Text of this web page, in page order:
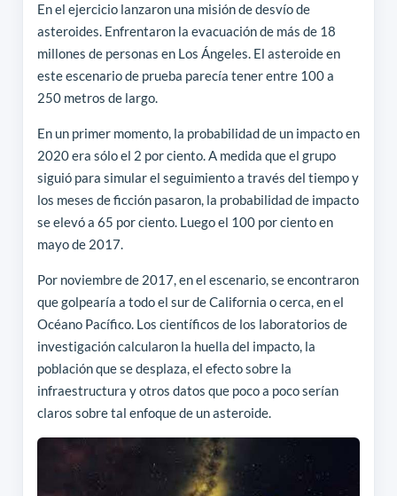
En el ejercicio lanzaron una misión de desvío de
asteroides. Enfrentaron la evacuación de más de 18
millones de personas en Los Ángeles. El asteroide en
este escenario de prueba parecía tener entre 100 a
250 metros de largo.
En un primer momento, la probabilidad de un impacto en
2020 era sólo el 2 por ciento. A medida que el grupo
siguió para simular el seguimiento a través del tiempo y
los meses de ficción pasaron, la probabilidad de impacto
se elevó a 65 por ciento. Luego el 100 por ciento en
mayo de 2017.
Por noviembre de 2017, en el escenario, se encontraron
que golpearía a todo el sur de California o cerca, en el
Océano Pacífico. Los científicos de los laboratorios de
investigación calcularon la huella del impacto, la
población que se desplaza, el efecto sobre la
infraestructura y otros datos que poco a poco serían
claros sobre tal enfoque de un asteroide.